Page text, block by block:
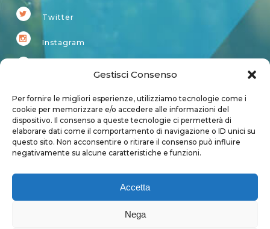
Gestisci Consenso
Per fornire le migliori esperienze, utilizziamo tecnologie come i
cookie per memorizzare e/o accedere alle informazioni del
dispositivo. Il consenso a queste tecnologie ci permetterà di
elaborare dati come il comportamento di navigazione o ID unici su
questo sito. Non acconsentire o ritirare il consenso può influire
negativamente su alcune caratteristiche e funzioni.
Accetta
Nega
Twitter
Instagram
Account
Login